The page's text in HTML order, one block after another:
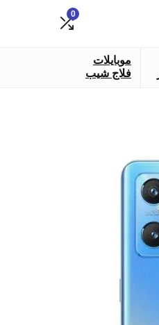
0
موبايلات
فلاج شيب